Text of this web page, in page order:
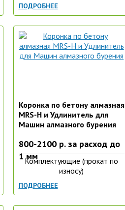
ПОДРОБНЕЕ
Коронка по бетону алмазная
MRS-H и Удлинитель для
Машин алмазного бурения
800-2100 р. за расход до
1 мм
Комплектующие (прокат по
износу)
ПОДРОБНЕЕ